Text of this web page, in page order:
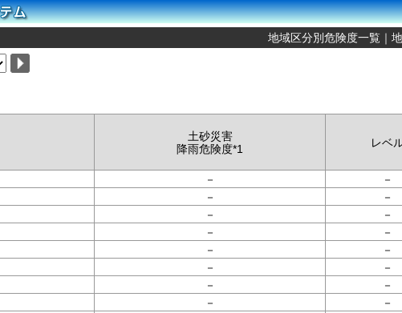
地域区分別危険度一覧｜
土砂災害
降雨危険度*1
レベ
－ －
－ －
－ －
－ －
－ －
－ －
－ －
－ －